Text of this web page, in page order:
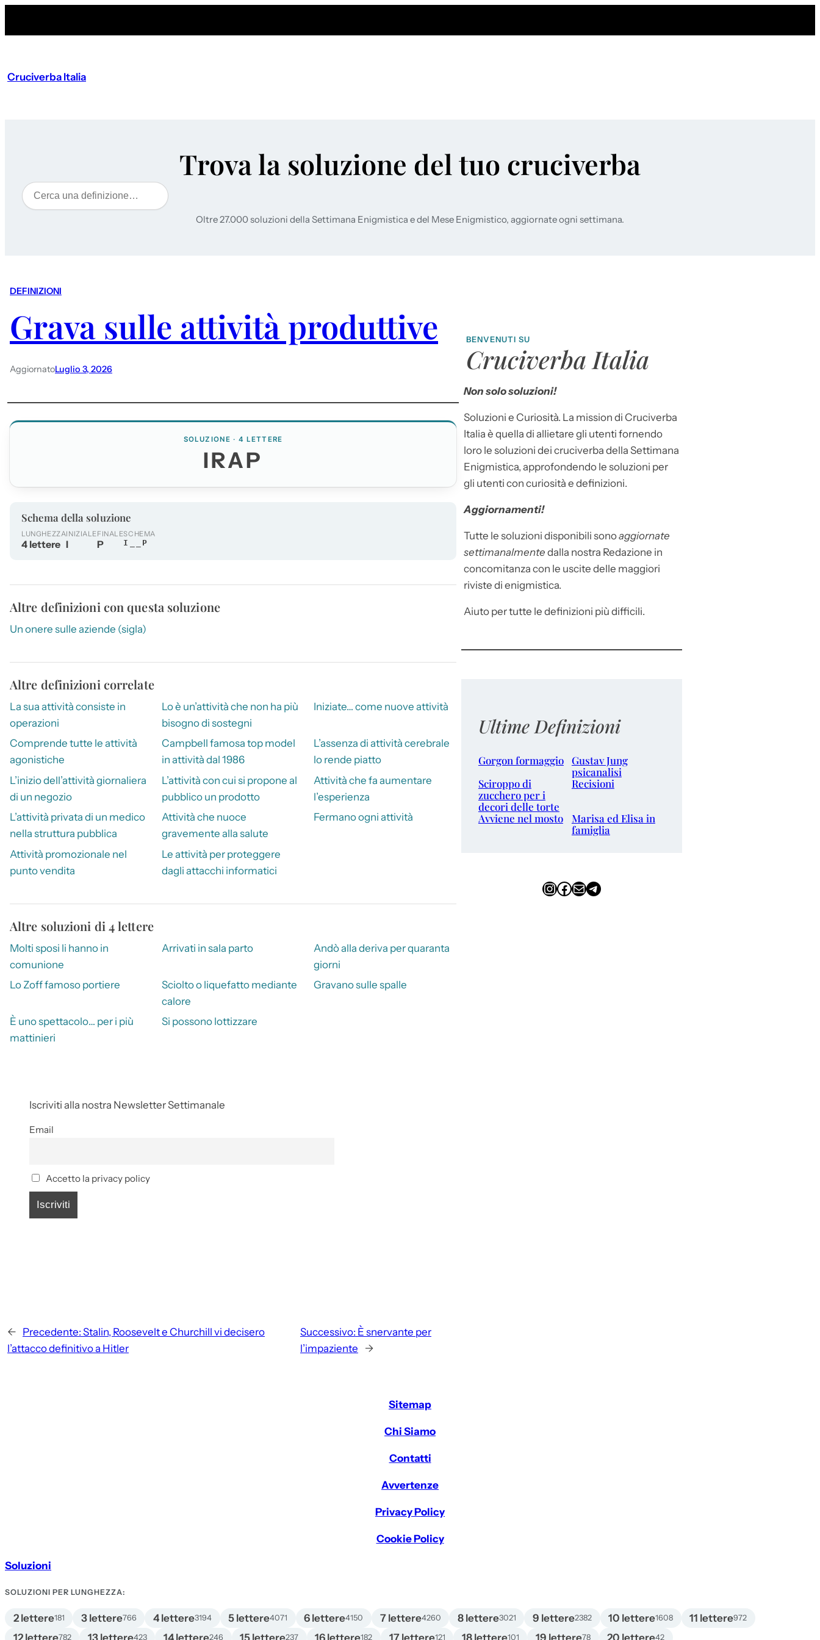
Cruciverba Italia
Trova la soluzione del tuo cruciverba
Cerca
Oltre 27.000 soluzioni della Settimana Enigmistica e del Mese Enigmistico, aggiornate ogni settimana.
DEFINIZIONI
Grava sulle attività produttive
AggiornatoLuglio 3, 2026
SOLUZIONE · 4 LETTERE
IRAP
Schema della soluzione
LUNGHEZZA
4 lettere
INIZIALE
I
FINALE
P
SCHEMA
I__P
Altre definizioni con questa soluzione
Un onere sulle aziende (sigla)
Altre definizioni correlate
La sua attività consiste in
operazioni
Lo è un’attività che non ha più
bisogno di sostegni
Iniziate… come nuove attività
Comprende tutte le attività
agonistiche
Campbell famosa top model
in attività dal 1986
L’assenza di attività cerebrale
lo rende piatto
L’inizio dell’attività giornaliera
di un negozio
L’attività con cui si propone al
pubblico un prodotto
Attività che fa aumentare
l’esperienza
L’attività privata di un medico
nella struttura pubblica
Attività che nuoce
gravemente alla salute
Fermano ogni attività
Attività promozionale nel
punto vendita
Le attività per proteggere
dagli attacchi informatici
Altre soluzioni di 4 lettere
Molti sposi li hanno in
comunione
Arrivati in sala parto
Andò alla deriva per quaranta
giorni
Lo Zoff famoso portiere
Sciolto o liquefatto mediante
calore
Gravano sulle spalle
È uno spettacolo… per i più
mattinieri
Si possono lottizzare
Iscriviti alla nostra Newsletter Settimanale
Email
Accetto la privacy policy
← Precedente: Stalin, Roosevelt e Churchill vi decisero
l’attacco definitivo a Hitler
Successivo: È snervante per
l’impaziente
→
BENVENUTI SU
Cruciverba Italia
Non solo soluzioni!
Soluzioni e Curiosità. La mission di Cruciverba
Italia è quella di allietare gli utenti fornendo
loro le soluzioni dei cruciverba della Settimana
Enigmistica, approfondendo le soluzioni per
gli utenti con curiosità e definizioni.
Aggiornamenti!
Tutte le soluzioni disponibili sonoaggiornate
settimanalmente dalla nostra Redazione in
concomitanza con le uscite delle maggiori
riviste di enigmistica.
Aiuto per tutte le definizioni più difficili.
Ultime Definizioni
Gorgon formaggio Gustav Jung
psicanalisi
Sciroppo di
zucchero per i
decori delle torte
Recisioni
Avviene nel mosto
Marisa ed Elisa in
famiglia
InstagramFacebook Email Telegram
Sitemap
Chi Siamo
Contatti
Avvertenze
Privacy Policy
Cookie Policy
Soluzioni
SOLUZIONI PER LUNGHEZZA:
2 lettere181 3 lettere766 4 lettere3194 5 lettere4071 6 lettere4150 7 lettere4260 8 lettere3021 9 lettere2382 10 lettere1608 11 lettere972
782 423 246 237 182 121 101 78 42